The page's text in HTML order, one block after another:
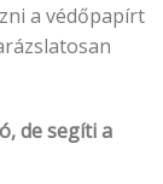
a védőpapírt
de segíti a